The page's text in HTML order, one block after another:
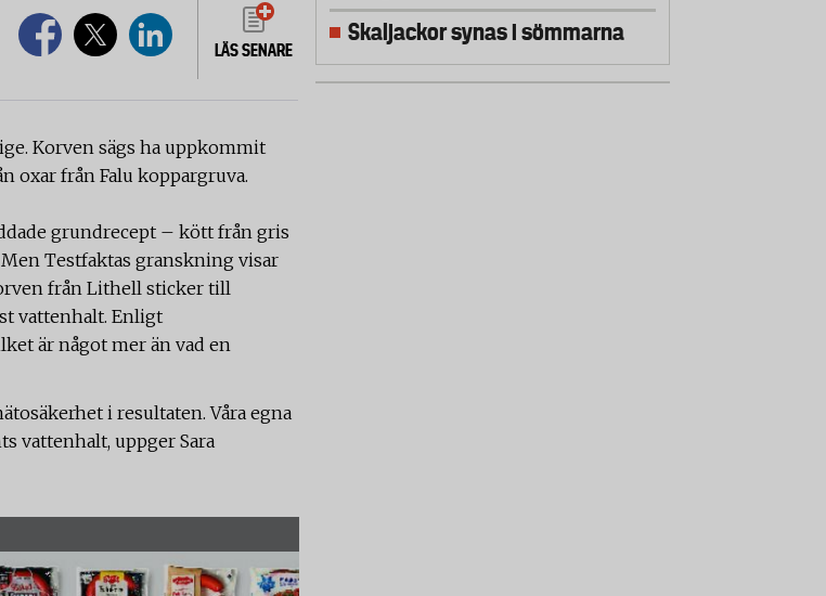
LÄS SENARE
Korven sägs ha uppkommit
oxar från Falu koppargruva.
grundrecept – kött från gris
Testfaktas granskning visar
från Lithell sticker till
vattenhalt. Enligt
är något mer än vad en
i resultaten. Våra egna
vattenhalt, uppger Sara
Skaljackor synas i sömmarna